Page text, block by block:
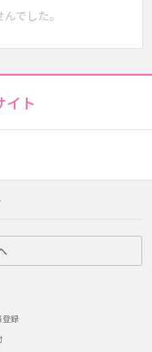
でした。
イト
登録